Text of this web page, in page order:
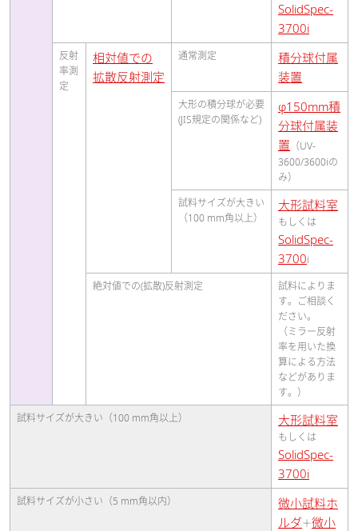
SolidSpec-
3700i
反射
率測
定
相対値での
拡散反射測定
通常測定
積分球付属
装置
大形の積分球が必要
(JIS規定の関係など)
φ150mm積
分球付属装
置 （UV-
3600/3600iの
み）
試料サイズが大きい
（100 mm角以上）
大形試料室
もしくは
SolidSpec-
3700i
絶対値での(拡散)反射測定
試料によりま
す。ご相談く
ださい。
（ミラー反射
率を用いた換
算による方法
などがありま
す。）
試料サイズが大きい（100 mm角以上）
大形試料室
もしくは
SolidSpec-
3700i
試料サイズが小さい（5 mm角以内）
微小試料ホ
ルダ＋微小